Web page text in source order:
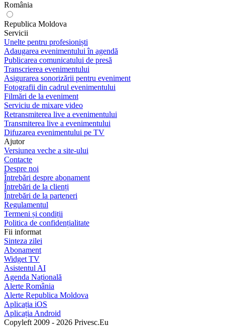
România
Republica Moldova
Servicii
Unelte pentru profesioniști
Adaugarea evenimentului în agendă
Publicarea comunicatului de presă
Transcrierea evenimentului
Asigurarea sonorizării pentru eveniment
Fotografii din cadrul evenimentului
Filmări de la eveniment
Serviciu de mixare video
Retransmiterea live a evenimentului
Transmiterea live a evenimentului
Difuzarea evenimentului pe TV
Ajutor
Versiunea veche a site-ului
Contacte
Despre noi
Întrebări despre abonament
Întrebări de la clienți
Întrebări de la parteneri
Regulamentul
Termeni și condiții
Politica de confidențialitate
Fii informat
Sinteza zilei
Abonament
Widget TV
Asistentul AI
Agenda Națională
Alerte România
Alerte Republica Moldova
Aplicația iOS
Aplicația Android
Copyleft 2009 - 2026 Privesc.Eu